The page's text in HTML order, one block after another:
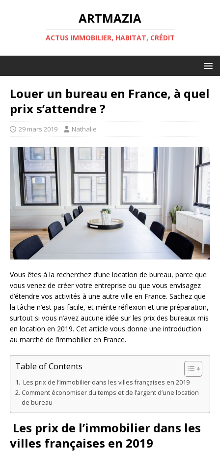
ARTMAZIA
ACTUS IMMOBILIER, HABITAT, CRÉDIT
Louer un bureau en France, à quel
prix s’attendre ?
29 mars 2019 Nathalie
Vous êtes à la recherchez d’une location de bureau, parce que
vous venez de créer votre entreprise ou que vous envisagez
d’étendre vos activités à une autre ville en France. Sachez que
la tâche n’est pas facile, et mérite réflexion et une préparation,
surtout si vous n’avez aucune idée sur les prix des bureaux mis
en location en 2019. Cet article vous donne une introduction
au marché de l’immobilier en France.
Table of Contents
Les prix de l’immobilier dans les villes françaises en 2019
Comment économiser du temps et de l’argent d’une location
de bureau
Les prix de l’immobilier dans les
villes françaises en 2019